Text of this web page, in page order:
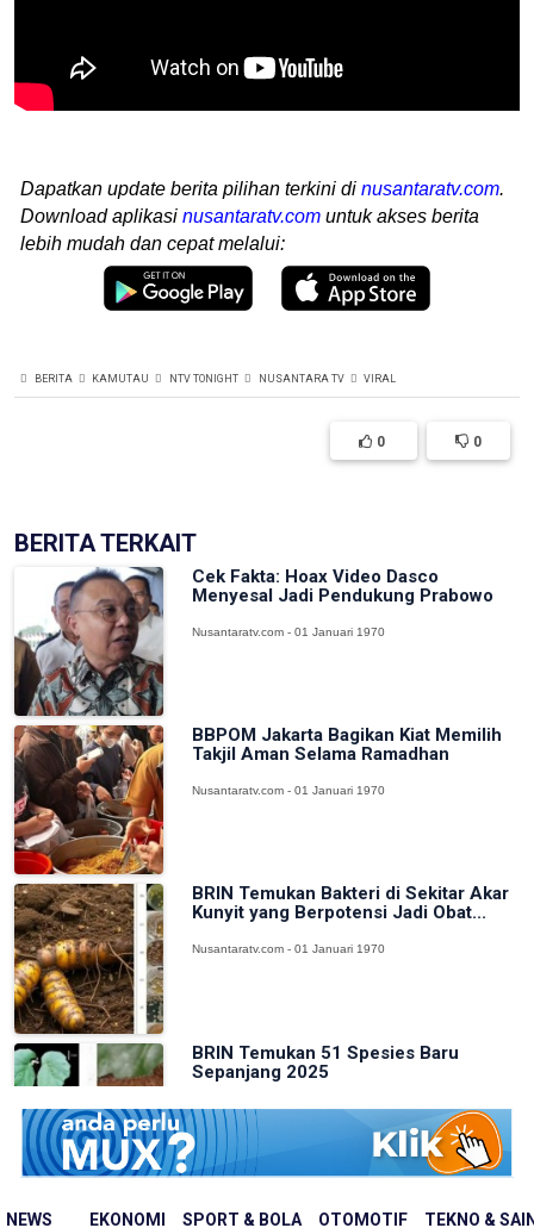
NEWS EKONOMI SPORT & BOLA OTOMOTIF TEKNO &
Dapatkan update berita pilihan terkini di nusantaratv.com.
Download aplikasi nusantaratv.com untuk akses berita
lebih mudah dan cepat melalui:
BERITA KAMUTAU NTV TONIGHT NUSANTARA TV VIRAL
0 0
BERITA TERKAIT
Cek Fakta: Hoax Video Dasco
Menyesal Jadi Pendukung Prabowo
Nusantaratv.com - 01 Januari 1970
BBPOM Jakarta Bagikan Kiat Memilih
Takjil Aman Selama Ramadhan
Nusantaratv.com - 01 Januari 1970
BRIN Temukan Bakteri di Sekitar Akar
Kunyit yang Berpotensi Jadi Obat...
Nusantaratv.com - 01 Januari 1970
BRIN Temukan 51 Spesies Baru
Sepanjang 2025
Nusantaratv.com - 01 Januari 1970
Luar Biasa! Penggemar Sepak Bola